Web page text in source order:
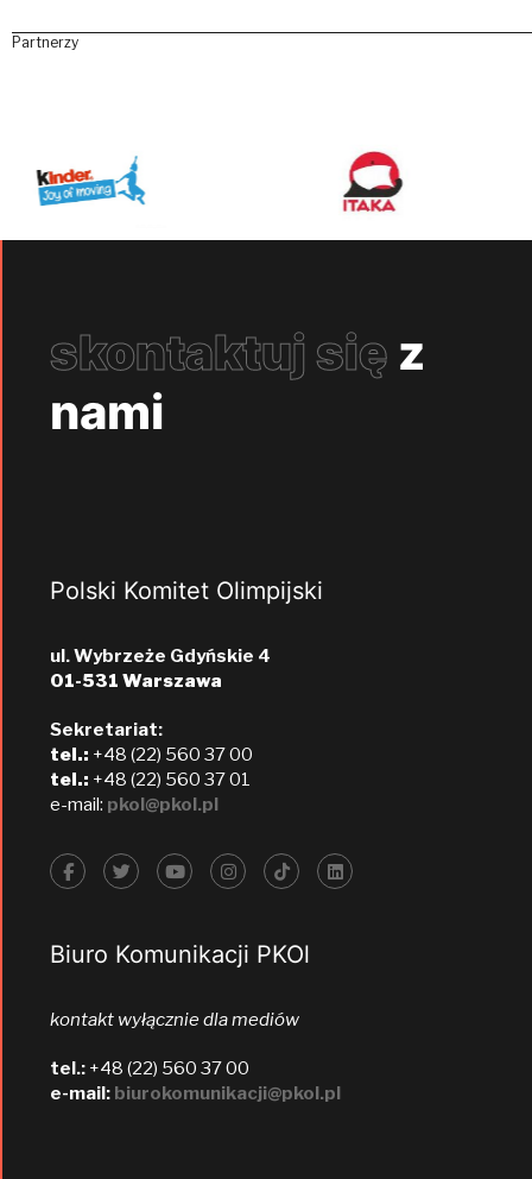
Partnerzy
skontaktuj się z
nami
Polski Komitet Olimpijski
ul. Wybrzeże Gdyńskie 4
01-531 Warszawa
Sekretariat:
tel.: +48 (22) 560 37 00
tel.: +48 (22) 560 37 01
e-mail: pkol@pkol.pl
Biuro Komunikacji PKOl
kontakt wyłącznie dla mediów
tel.: +48 (22) 560 37 00
e-mail: biurokomunikacji@pkol.pl